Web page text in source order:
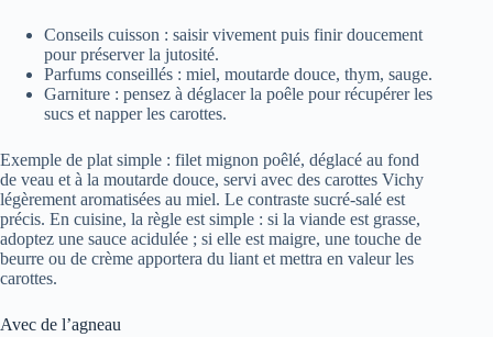
Conseils cuisson : saisir vivement puis finir doucement
pour préserver la jutosité.
Parfums conseillés : miel, moutarde douce, thym, sauge.
Garniture : pensez à déglacer la poêle pour récupérer les
sucs et napper les carottes.
Exemple de plat simple : filet mignon poêlé, déglacé au fond
de veau et à la moutarde douce, servi avec des carottes Vichy
légèrement aromatisées au miel. Le contraste sucré-salé est
précis. En cuisine, la règle est simple : si la viande est grasse,
adoptez une sauce acidulée ; si elle est maigre, une touche de
beurre ou de crème apportera du liant et mettra en valeur les
carottes.
Avec de l’agneau